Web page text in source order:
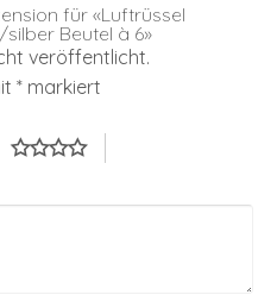
für «Luftrüssel
Beutel à 6»
veröffentlicht.
* markiert